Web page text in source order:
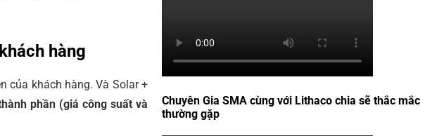
hàng
của khách hàng. Và Solar +
phần (giá công suất và
Chuyên Gia SMA cùng với Lithaco chia sẽ thắc mắc
thường gặp